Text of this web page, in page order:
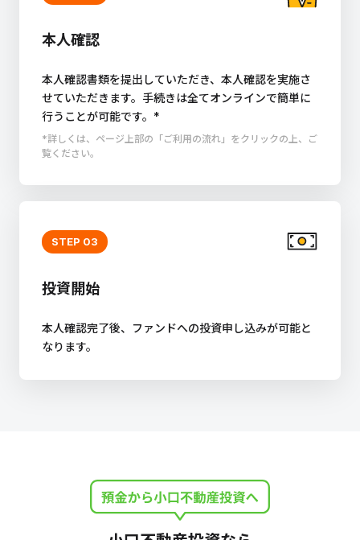
本人確認
本人確認書類を提出していただき、本人確認を実施さ
せていただきます。手続きは全てオンラインで簡単に
行うことが可能です。*
*詳しくは、ページ上部の「ご利用の流れ」をクリックの上、ご
覧ください。
STEP 03
投資開始
本人確認完了後、ファンドへの投資申し込みが可能と
なります。